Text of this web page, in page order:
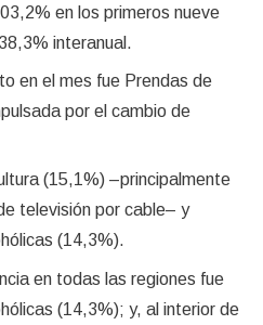
en los primeros nueve
interanual.
en el mes fue Prendas de
por el cambio de
(15,1%) –principalmente
televisión por cable– y
(14,3%).
en todas las regiones fue
(14,3%); y, al interior de